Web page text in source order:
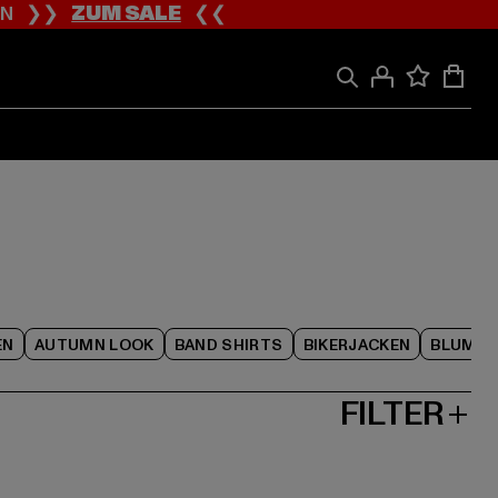
❯❯ZUM SALE❮❮
AUTUMN LOOK BAND SHIRTS BIKERJACKEN
FILTER